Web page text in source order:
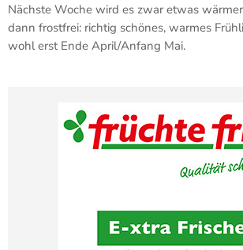
Nächste Woche wird es zwar etwas
dann frostfrei: richtig schönes, warmes
wohl erst Ende April/Anfang Mai.